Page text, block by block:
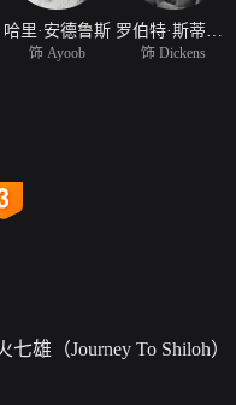
哈里·安德鲁斯
饰 Ayoob
罗伯特·斯蒂芬斯
饰 Dickens
七雄（Journey To Shiloh）